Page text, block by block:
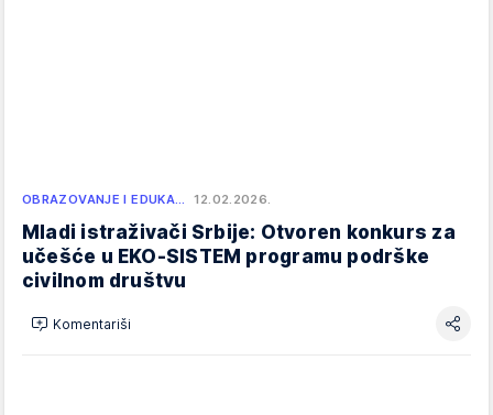
OBRAZOVANJE I EDUKA… 12.02.2026.
Mladi istraživači Srbije: Otvoren konkurs za
učešće u EKO-SISTEM programu podrške
civilnom društvu
Komentariši